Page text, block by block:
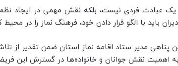
یک عبادت فردی نیست، بلکه نقش مهمی در ایجاد
باید با الگو قرار دادن خود، فرهنگ نماز را در
مدیر ستاد اقامه نماز استان ضمن تقدیر از
اهمیت نقش جوانان و خانواده‌ها در گسترش این